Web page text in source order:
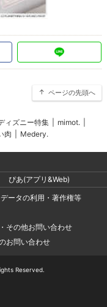
ページの先頭へ
ィズニー特集 mimot.
肉 Medery.
ぴあ(アプリ&Web)
ータの利用・著作権等
その他お問い合わせ
お問い合わせ
Reserved.